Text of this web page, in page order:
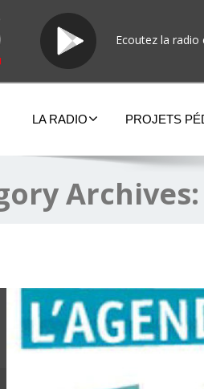
Ecoutez la radio
LA RADIO PROJETS
Archives: